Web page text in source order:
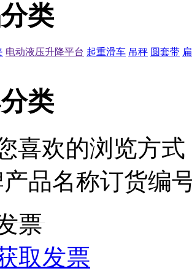
类
电动液压升降平台 起重滑车 吊秤 圆套带
类
喜欢的浏览方式
产品名称订货编
票
取发票